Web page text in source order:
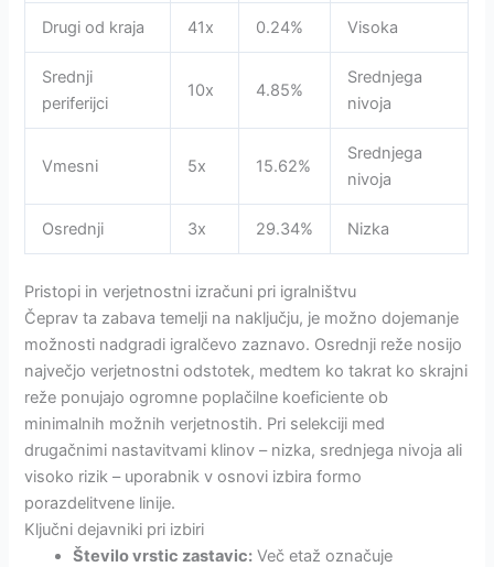
Drugi od kraja 41x 0.24% Visoka
Srednji
periferijci
10x 4.85%
Srednjega
nivoja
Vmesni 5x 15.62%
Srednjega
nivoja
Osrednji 3x 29.34% Nizka
Pristopi in verjetnostni izračuni pri igralništvu
Čeprav ta zabava temelji na naključju, je možno dojemanje
možnosti nadgradi igralčevo zaznavo. Osrednji reže nosijo
največjo verjetnostni odstotek, medtem ko takrat ko skrajni
reže ponujajo ogromne poplačilne koeficiente ob
minimalnih možnih verjetnostih. Pri selekciji med
drugačnimi nastavitvami klinov – nizka, srednjega nivoja ali
visoko rizik – uporabnik v osnovi izbira formo
porazdelitvene linije.
Ključni dejavniki pri izbiri
Število vrstic zastavic: Več etaž označuje